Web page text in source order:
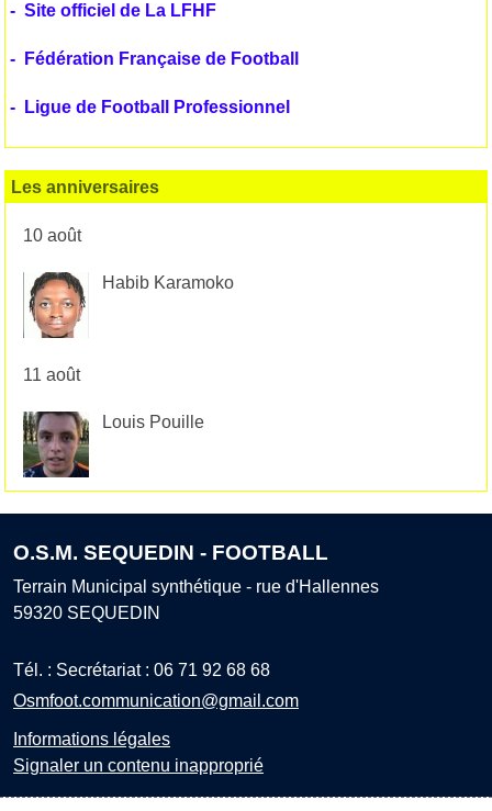
- Site officiel de La LFHF
- Fédération Française de Football
- Ligue de Football Professionnel
Les anniversaires
10 août
Habib Karamoko
11 août
Louis Pouille
O.S.M. SEQUEDIN - FOOTBALL
Terrain Municipal synthétique - rue d'Hallennes
59320 SEQUEDIN
Tél. : Secrétariat : 06 71 92 68 68
Osmfoot.communication@gmail.com
Informations légales
Signaler un contenu inapproprié